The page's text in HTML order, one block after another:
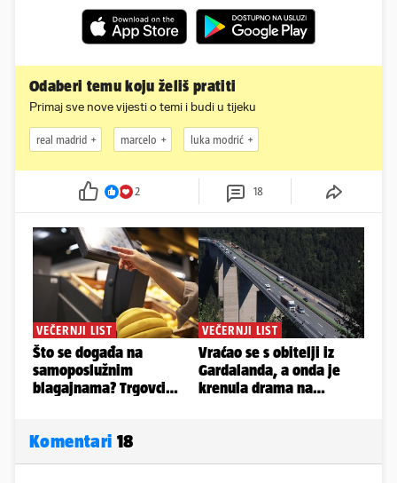
Odaberi temu koju želiš pratiti
Primaj sve nove vijesti o temi i budi u tijeku
real madrid marcelo luka modrić
2 18
Komentari 18